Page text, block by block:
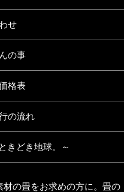
の畳をお求めの方に。畳の
せ
の事
格表
の流れ
きどき地球。～